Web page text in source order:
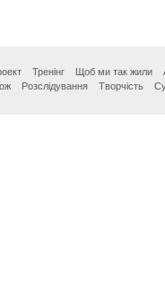
Тренінг Щоб ми так жили
Розслідування Творчість